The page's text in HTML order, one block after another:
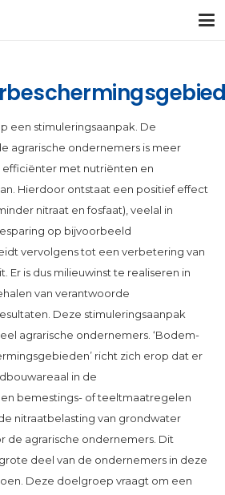
een stimuleringsaanpak. De
agrarische ondernemers is meer
met nutriënten en
Hierdoor ontstaat een positief effect
nitraat en fosfaat), veelal in
op bijvoorbeeld
vervolgens tot een verbetering van
Er is dus milieuwinst te realiseren in
van verantwoorde
Deze stimuleringsaanpak
agrarische ondernemers. ‘Bodem-
richt zich erop dat er
in de
bemestings- of teeltmaatregelen
nitraatbelasting van grondwater
de agrarische ondernemers. Dit
deel van de ondernemers in deze
Deze doelgroep vraagt om een